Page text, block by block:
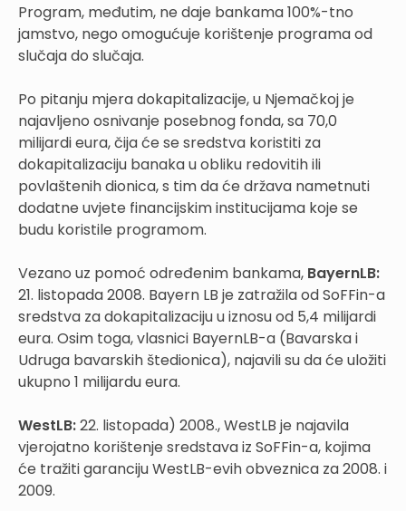
Program, međutim, ne daje bankama 100%-tno
jamstvo, nego omogućuje korištenje programa od
slučaja do slučaja.
Po pitanju mjera dokapitalizacije, u Njemačkoj je
najavljeno osnivanje posebnog fonda, sa 70,0
milijardi eura, čija će se sredstva koristiti za
dokapitalizaciju banaka u obliku redovitih ili
povlaštenih dionica, s tim da će država nametnuti
dodatne uvjete financijskim institucijama koje se
budu koristile programom.
Vezano uz pomoć određenim bankama, BayernLB:
21. listopada 2008. Bayern LB je zatražila od SoFFin-a
sredstva za dokapitalizaciju u iznosu od 5,4 milijardi
eura. Osim toga, vlasnici BayernLB-a (Bavarska i
Udruga bavarskih štedionica), najavili su da će uložiti
ukupno 1 milijardu eura.
WestLB:22. listopada) 2008., WestLB je najavila
vjerojatno korištenje sredstava iz SoFFin-a, kojima
će tražiti garanciju WestLB-evih obveznica za 2008. i
2009.